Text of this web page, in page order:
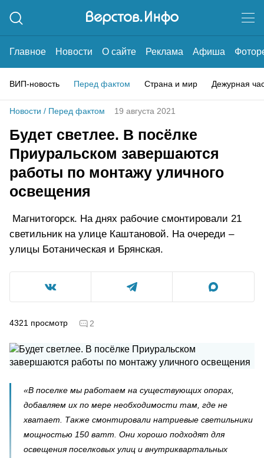
Главное Новости О сайте Реклама Афиша
ВИП-новость Перед фактом Страна и мир Дежурная
Новости / Перед фактом 19 августа 2021
Будет светлее. В посёлке
Приуральском завершаются
работы по монтажу уличного
освещения
Магнитогорск. На днях рабочие смонтировали 21
светильник на улице Каштановой. На очереди –
улицы Ботаническая и Брянская.
4321 просмотр 2
«В поселке мы работаем на существующих опорах,
добавляем их по мере необходимости там, где не
хватает. Также смонтировали натриевые светильники
мощностью 150 ватт. Они хорошо подходят для
освещения поселковых улиц и внутриквартальных